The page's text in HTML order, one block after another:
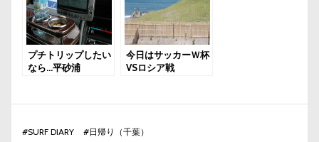
プチトリップしたい
なら…平砂浦
今日はサッカーＷ杯
VSロシア戦
#SURF DIARY #日帰り（千葉）